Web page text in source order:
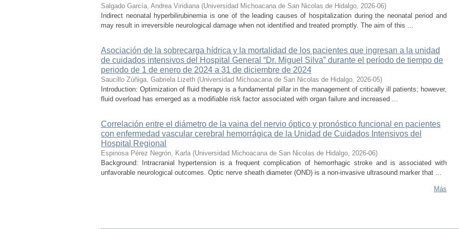
Salgado García, Andrea Viridiana (Universidad Michoacana de San Nicolas de Hidalgo, 2026-06)
Indirect neonatal hyperbilirubinemia is one of the leading causes of hospitalization during the neonatal period and
may result in irreversible neurological damage when not identified and treated promptly. The aim of this ...
Asociación de la sobrecarga hídrica y la mortalidad de los pacientes que ingresan a la unidad
de cuidados intensivos del Hospital General “Dr. Miguel Silva” durante el período de tiempo de
periodo de 1 de enero de 2024 a 31 de diciembre de 2024
Saucillo Zúñiga, Gabriela Lizeth (Universidad Michoacana de San Nicolas de Hidalgo, 2026-05)
Introduction: Optimization of fluid therapy is a fundamental pillar in the management of critically ill patients; however,
fluid overload has emerged as a modifiable risk factor associated with organ failure and increased ...
Correlación entre el diámetro de la vaina del nervio óptico y pronóstico funcional en pacientes
con enfermedad vascular cerebral hemorrágica de la Unidad de Cuidados Intensivos del
Hospital Regional
Espinosa Pérez Negrón, Karla (Universidad Michoacana de San Nicolas de Hidalgo, 2026-06)
Background: Intracranial hypertension is a frequent complication of hemorrhagic stroke and is associated with
unfavorable neurological outcomes. Optic nerve sheath diameter (OND) is a non-invasive ultrasound marker that ...
Más